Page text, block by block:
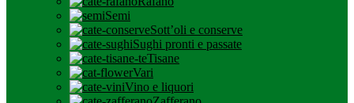
Semi
Sott’oli e conserve
Sughi pronti e passate
Tisane
Vari
Vino e liquori